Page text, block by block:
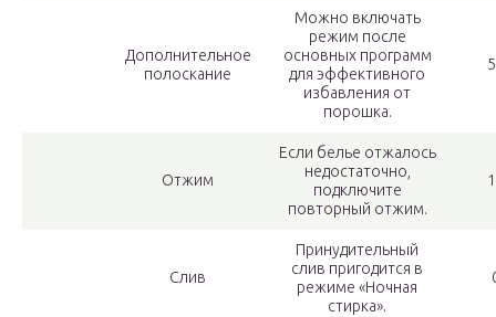
Дополнительное
полоскание
Можно включать
режим после
основных программ
для эффективного
избавления от
порошка.
Отжим
Если белье отжалось
недостаточно,
подключите
повторный отжим.
Слив
Принудительный
слив пригодится в
режиме «Ночная
стирка».